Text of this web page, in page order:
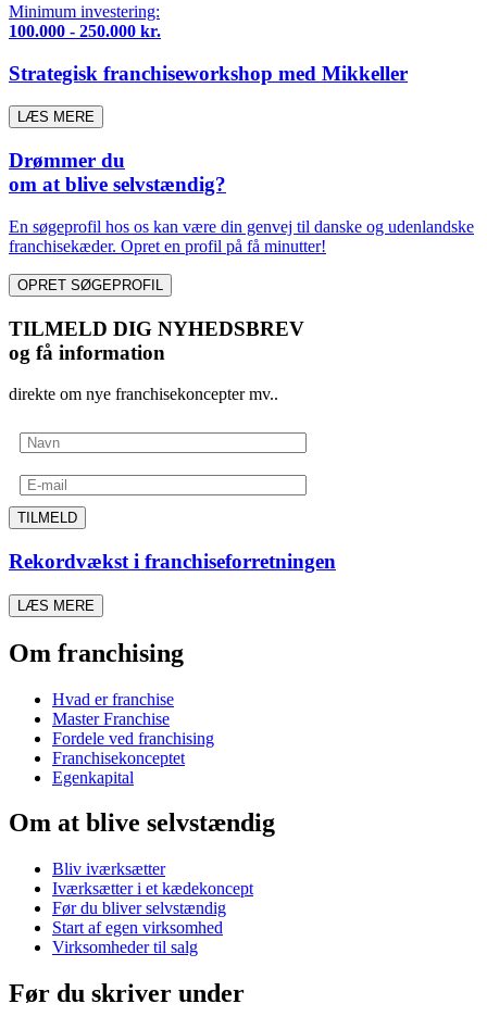
Minimum investering:
100.000 - 250.000 kr.
Strategisk franchiseworkshop med Mikkeller
LÆS MERE
Drømmer du
om at blive selvstændig?
En søgeprofil hos os kan være din genvej til danske og udenlandske
franchisekæder. Opret en profil på få minutter!
OPRET SØGEPROFIL
TILMELD DIG NYHEDSBREV
og få information
direkte om nye franchisekoncepter mv..
TILMELD
Rekordvækst i franchiseforretningen
LÆS MERE
Om franchising
Hvad er franchise
Master Franchise
Fordele ved franchising
Franchisekonceptet
Egenkapital
Om at blive selvstændig
Bliv iværksætter
Iværksætter i et kædekoncept
Før du bliver selvstændig
Start af egen virksomhed
Virksomheder til salg
Før du skriver under